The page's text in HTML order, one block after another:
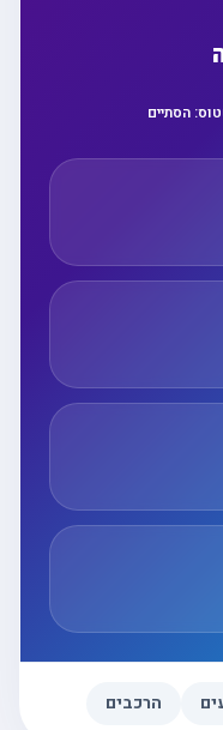
הסתיים
הרכבים